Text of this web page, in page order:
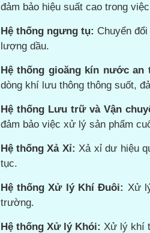
đảm bảo hiệu suất cao trong
Hệ thống ngưng tụ: Chuyển
lượng dầu.
Hệ thống gioăng kín nước an
dòng khí lưu thông thông suốt,
Hệ thống Lưu trữ và Vận
đảm bảo việc xử lý sản phẩm
Hệ thống Xả Xỉ: Xả xỉ dư hiệu
tục.
Hệ thống Xử lý Khí Đuôi: Xử
trường.
Hệ thống Xử lý Khói: Xử lý khí